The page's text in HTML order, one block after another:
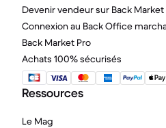
Devenir vendeur sur Back Market
Connexion au Back Office
Back Market Pro
Achats 100% sécurisés
Ressources
Le Mag